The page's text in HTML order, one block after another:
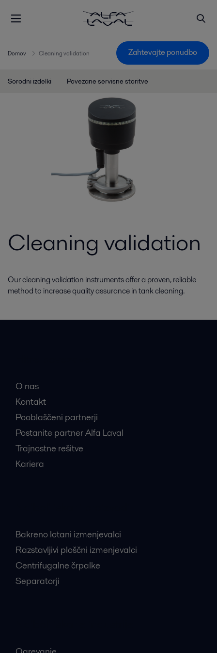
Domov Cleaning validation Zahtevajte ponudbo
Sorodni izdelki Povezane servisne storitve
Cleaning validation
Our cleaning validation instruments offer a proven, reliable
method to increase quality assurance in tank cleaning.
O nas
Kontakt
Pooblaščeni partnerji
Postanite partner Alfa Laval
Trajnostne rešitve
Kariera
Bakreno lotani izmenjevalci
Razstavljivi ploščni izmenjevalci
Centrifugalne črpalke
Separatorji